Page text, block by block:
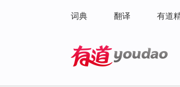
词典 翻译 有道